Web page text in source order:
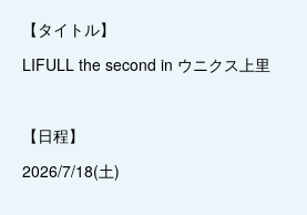
【タイトル】
LIFULL the second in ウニクス上里
【日程】
2026/7/18(土)